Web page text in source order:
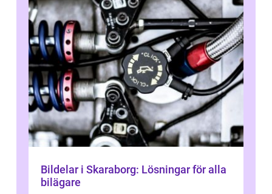
Bildelar i Skaraborg: Lösningar för alla
bilägare